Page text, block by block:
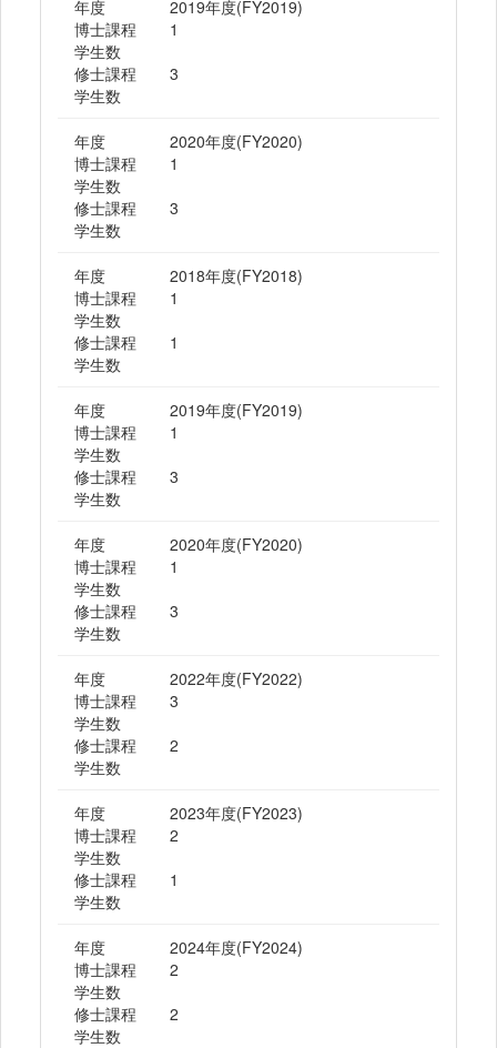
年度
2019年度(FY2019)
博士課程
学生数
1
修士課程
学生数
3
年度
2020年度(FY2020)
博士課程
学生数
1
修士課程
学生数
3
年度
2018年度(FY2018)
博士課程
学生数
1
修士課程
学生数
1
年度
2019年度(FY2019)
博士課程
学生数
1
修士課程
学生数
3
年度
2020年度(FY2020)
博士課程
学生数
1
修士課程
学生数
3
年度
2022年度(FY2022)
博士課程
学生数
3
修士課程
学生数
2
年度
2023年度(FY2023)
博士課程
学生数
2
修士課程
学生数
1
年度
2024年度(FY2024)
博士課程
学生数
2
修士課程
学生数
2